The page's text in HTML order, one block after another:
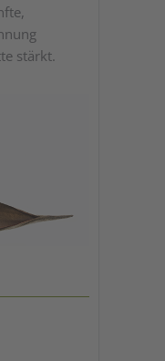
stärkt.